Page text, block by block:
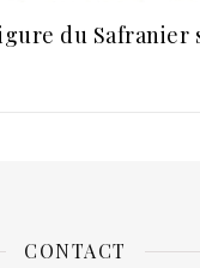
du Safranier
CONTACT